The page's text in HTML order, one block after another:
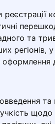
та
регіонів,